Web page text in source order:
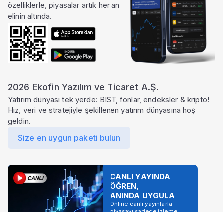
özelliklerle, piyasalar artık her an
elinin altında.
2026 Ekofin Yazılım ve Ticaret A.Ş.
Yatırım dünyası tek yerde: BIST, fonlar, endeksler & kripto!
Hız, veri ve stratejiyle şekillenen yatırım dünyasına hoş
geldin.
Size en uygun paketi bulun
CANLI YAYINDA
ÖĞREN,
ANINDA UYGULA
Online canlı yayınlarla